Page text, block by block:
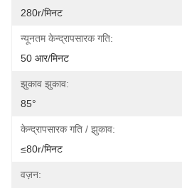
280r/मिनट
न्यूनतम केन्द्रापसारक गति:
50 आर/मिनट
झुकाव झुकाव:
85°
केन्द्रापसारक गति / झुकाव:
≤80r/मिनट
वज़न: